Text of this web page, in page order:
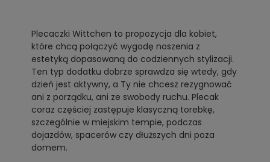
Plecaczki Wittchen to propozycja dla kobiet,
które chcą połączyć wygodę noszenia z
estetyką dopasowaną do codziennych stylizacji.
Ten typ dodatku dobrze sprawdza się wtedy, gdy
dzień jest aktywny, a Ty nie chcesz rezygnować
ani z porządku, ani ze swobody ruchu. Plecak
coraz częściej zastępuje klasyczną torebkę,
szczególnie w miejskim tempie, podczas
dojazdów, spacerów czy dłuższych dni poza
domem.